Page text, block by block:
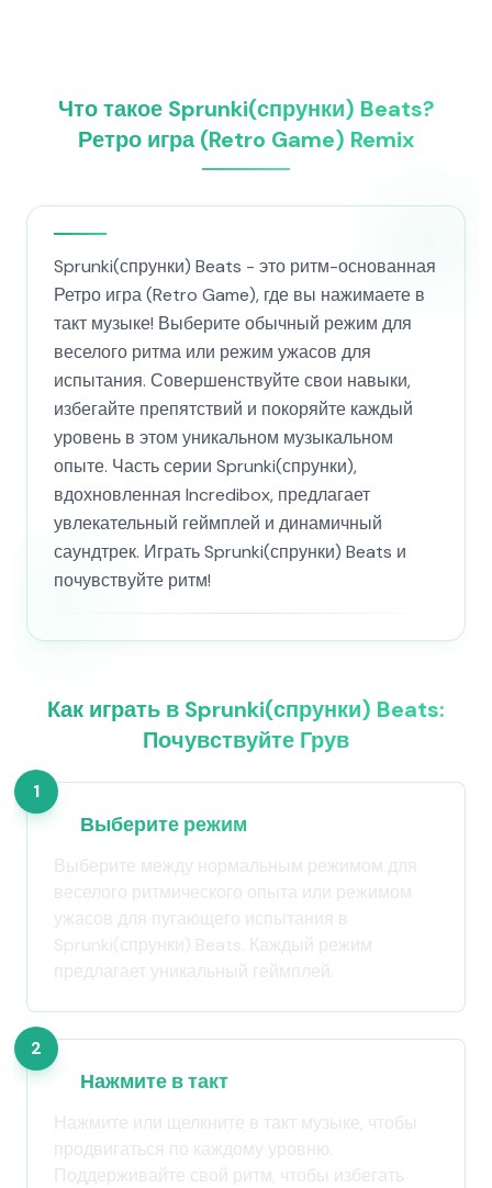
Что такое Sprunki(спрунки) Beats?
Ретро игра (Retro Game) Remix
Sprunki(спрунки) Beats - это ритм-основанная
Ретро игра (Retro Game), где вы нажимаете в
такт музыке! Выберите обычный режим для
веселого ритма или режим ужасов для
испытания. Совершенствуйте свои навыки,
избегайте препятствий и покоряйте каждый
уровень в этом уникальном музыкальном
опыте. Часть серии Sprunki(спрунки),
вдохновленная Incredibox, предлагает
увлекательный геймплей и динамичный
саундтрек. Играть Sprunki(спрунки) Beats и
почувствуйте ритм!
Как играть в Sprunki(спрунки) Beats:
Почувствуйте Грув
1
Выберите режим
Выберите между нормальным режимом для
веселого ритмического опыта или режимом
ужасов для пугающего испытания в
Sprunki(спрунки) Beats. Каждый режим
предлагает уникальный геймплей.
2
Нажмите в такт
Нажмите или щелкните в такт музыке, чтобы
продвигаться по каждому уровню.
Поддерживайте свой ритм, чтобы избегать